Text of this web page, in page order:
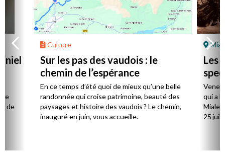
de
Culture
Sur les pas des vaudois : le
chemin de l’espérance
En ce temps d’été quoi de mieux qu’une belle
randonnée qui croise patrimoine, beauté des
paysages et histoire des vaudois ? Le chemin,
inauguré en juin, vous accueille.
Les
qui a
25